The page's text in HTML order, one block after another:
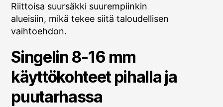
Riittoisa suursäkki suurempiinkin
alueisiin, mikä tekee siitä taloudellisen
vaihtoehdon.
Singelin 8-16 mm
käyttökohteet pihalla ja
puutarhassa